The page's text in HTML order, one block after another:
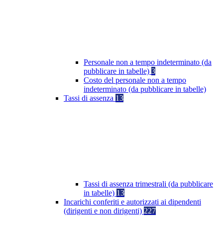
Personale non a tempo indeterminato (da
pubblicare in tabelle) 3
Costo del personale non a tempo
indeterminato (da pubblicare in tabelle)
Tassi di assenza 13
Tassi di assenza trimestrali (da pubblicare
in tabelle) 13
Incarichi conferiti e autorizzati ai dipendenti
(dirigenti e non dirigenti) 227